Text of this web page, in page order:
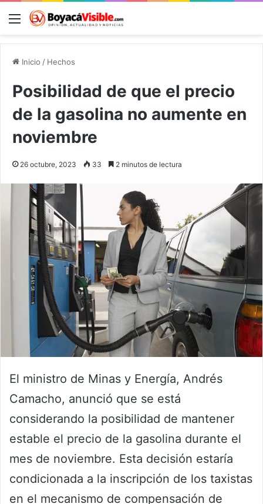
Menú
Inicio / Hechos
Posibilidad de que el precio
de la gasolina no aumente en
noviembre
26 octubre, 2023 33 2 minutos de lectura
El ministro de Minas y Energía, Andrés
Camacho, anunció que se está
considerando la posibilidad de mantener
estable el precio de la gasolina durante el
mes de noviembre. Esta decisión estaría
condicionada a la inscripción de los taxistas
en el mecanismo de compensación de